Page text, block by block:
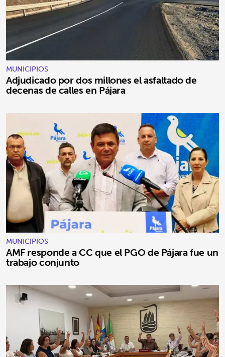
MUNICIPIOS
Adjudicado por dos millones el asfaltado de
decenas de calles en Pájara
MUNICIPIOS
AMF responde a CC que el PGO de Pájara fue un
trabajo conjunto